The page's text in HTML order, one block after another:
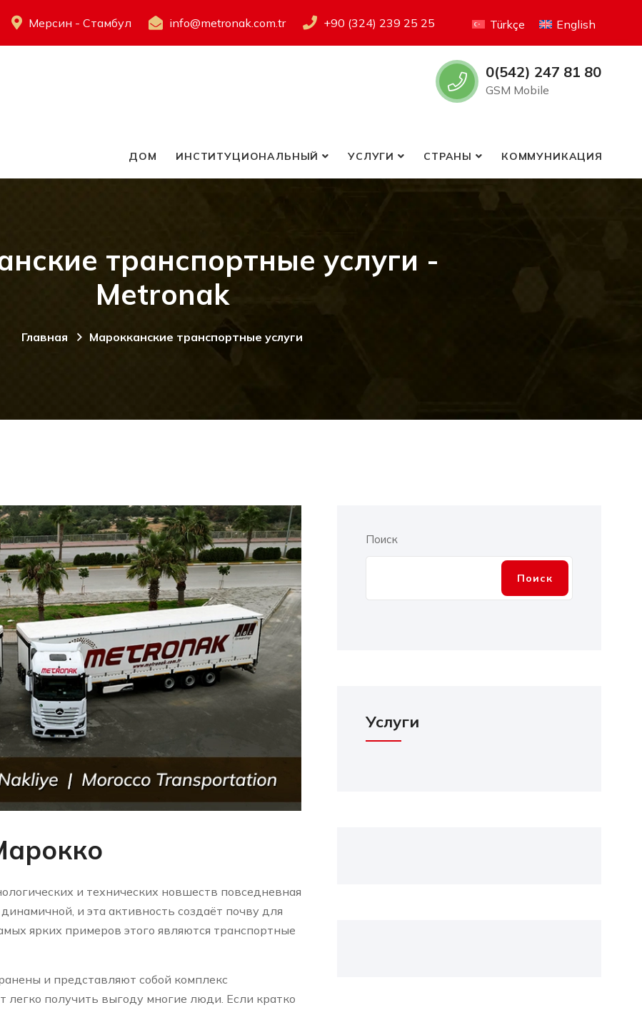
Мерсин - Стамбул info@metronak.com.tr +90 (324) 239 25 25 Türkçe English
0(542) 247 81 80
GSM Mobile
ДОМ ИНСТИТУЦИОНАЛЬНЫЙ УСЛУГИ СТРАНЫ КОММУНИКАЦИЯ
транспортные услуги -
Metronak
Главная Марокканские транспортные услуги
и технических новшеств повседневная
и эта активность создаёт почву для
ярких примеров этого являются транспортные
и представляют собой комплекс
получить выгоду многие люди. Если кратко
Поиск
Поиск
Услуги